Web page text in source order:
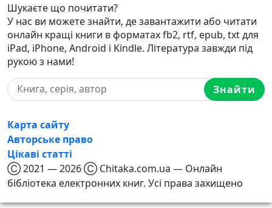
Шукаєте що почитати?
У нас ви можете знайти, де завантажити або читати
онлайн кращі книги в форматах fb2, rtf, epub, txt для
iPad, iPhone, Android і Kindle. Література завжди під
рукою з нами!
Знайти
Карта сайту
Авторське право
Цікаві статті
Ⓒ 2021 — 2026 Ⓒ Chitaka.com.ua — Онлайн
бібліотека електронних книг. Усі права захищено